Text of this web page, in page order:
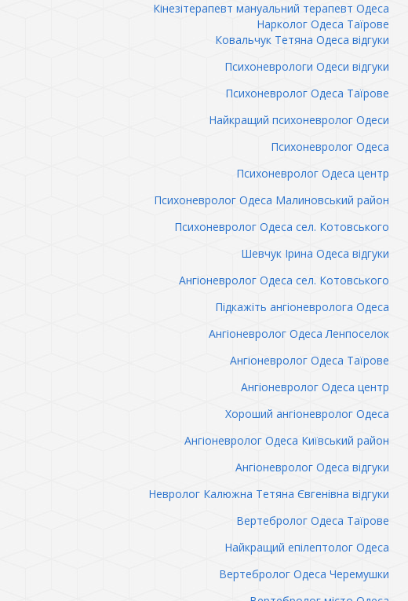
Кінезітерапевт мануальний терапевт Одеса
Нарколог Одеса Таїрове
Ковальчук Тетяна Одеса відгуки
Психоневрологи Одеси відгуки
Психоневролог Одеса Таїрове
Найкращий психоневролог Одеси
Психоневролог Одеса
Психоневролог Одеса центр
Психоневролог Одеса Малиновський район
Психоневролог Одеса сел. Котовського
Шевчук Ірина Одеса відгуки
Ангіоневролог Одеса сел. Котовського
Підкажіть ангіоневролога Одеса
Ангіоневролог Одеса Ленпоселок
Ангіоневролог Одеса Таїрове
Ангіоневролог Одеса центр
Хороший ангіоневролог Одеса
Ангіоневролог Одеса Київський район
Ангіоневролог Одеса відгуки
Невролог Калюжна Тетяна Євгенівна відгуки
Вертебролог Одеса Таїрове
Найкращий епілептолог Одеса
Вертебролог Одеса Черемушки